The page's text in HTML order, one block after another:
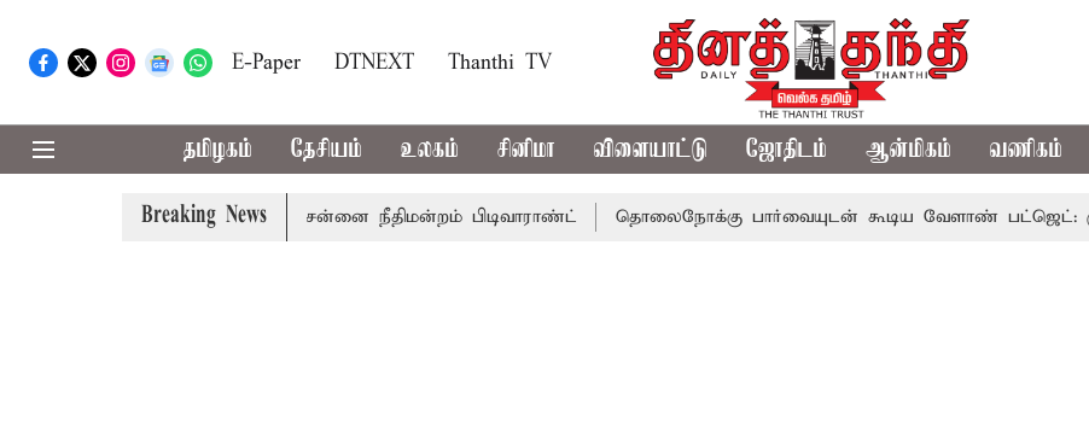
E-Paper DTNEXT Thanthi TV
தமிழகம் தேசியம் உலகம் சினிமா விளையாட்டு ஜோதிடம் ஆன்மிகம் வணிகம்
Breaking News
பொன்முடிக்கு சென்னை நீதிமன்றம் பிடிவாராண்ட் தொலைநோக்கு பார்வையுடன் கூடிய வேளாண் பட்ஜெட்: முதல்-